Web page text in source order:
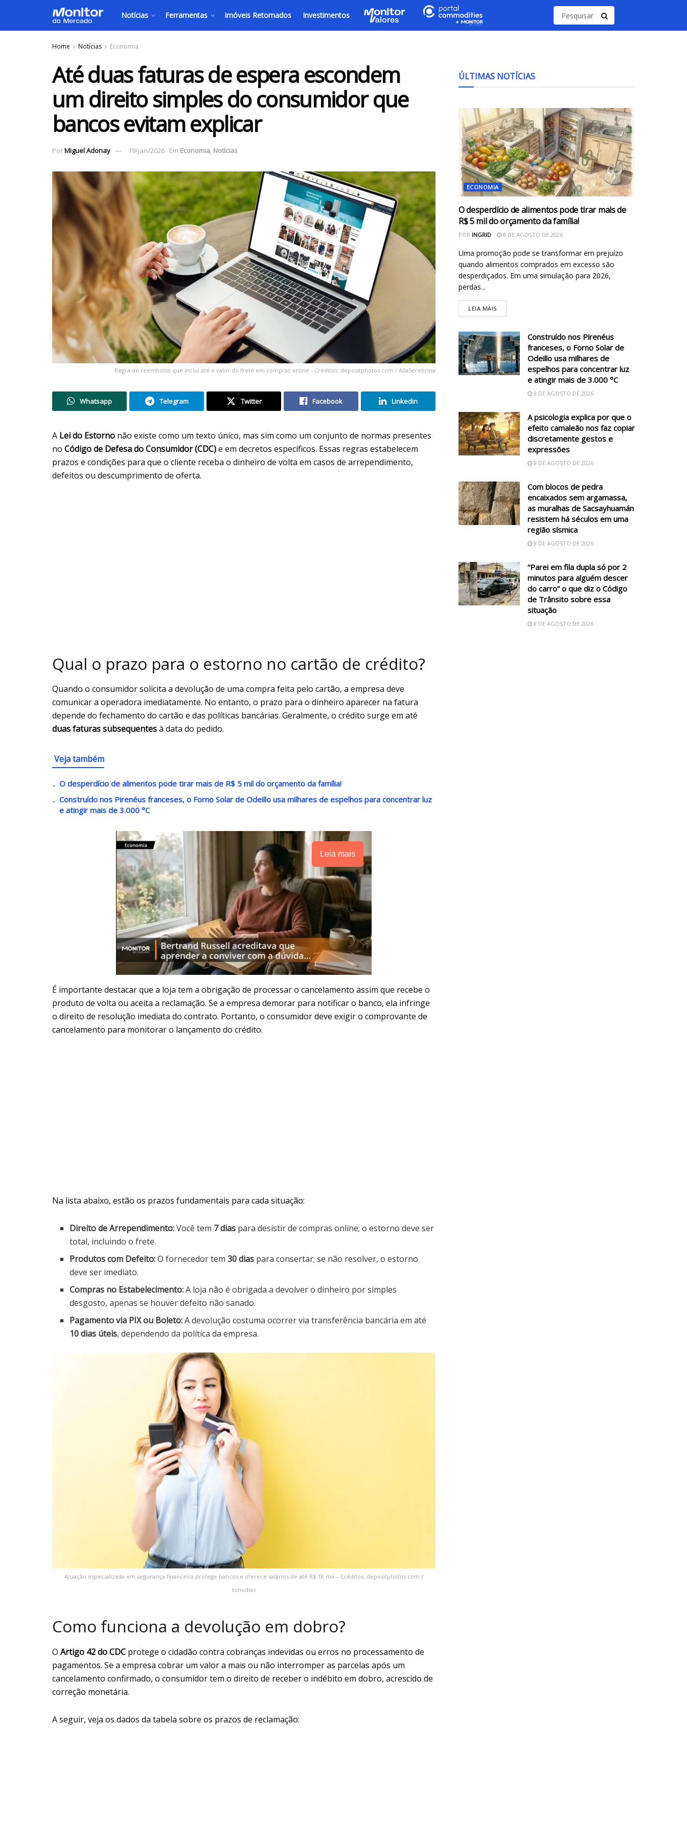
Notícias Ferramentas Imóveis Retomados Investimentos
Home Notícias Economia
Até duas faturas de espera escondem
um direito simples do consumidor que
bancos evitam explicar
PorMiguel Adonay 19/jan/2026 Em Economia, Notícias
Regra de reembolso que inclui até o valor do frete em compras online - Créditos: depositphotos.com / AllaSerebrina
Whatsapp Telegram Twitter Facebook Linkedin
A Lei do Estorno não existe como um texto único, mas sim como um conjunto de normas presentes
no Código de Defesa do Consumidor (CDC)e em decretos específicos. Essas regras estabelecem
prazos e condições para que o cliente receba o dinheiro de volta em casos de arrependimento,
defeitos ou descumprimento de oferta.
Qual o prazo para o estorno no cartão de crédito?
Quando o consumidor solicita a devolução de uma compra feita pelo cartão, a empresa deve
comunicar a operadora imediatamente. No entanto, o prazo para o dinheiro aparecer na fatura
depende do fechamento do cartão e das políticas bancárias. Geralmente, o crédito surge em até
duas faturas subsequentesà data do pedido.
Veja também
O desperdício de alimentos pode tirar mais de R$ 5 mil do orçamento da família!
Construído nos Pirenéus franceses, o Forno Solar de Odeillo usa milhares de espelhos para concentrar luz
e atingir mais de 3.000 °C
Leia mais
É importante destacar que a loja tem a obrigação de processar o cancelamento assim que recebe o
produto de volta ou aceita a reclamação. Se a empresa demorar para notificar o banco, ela infringe
o direito de resolução imediata do contrato. Portanto, o consumidor deve exigir o comprovante de
cancelamento para monitorar o lançamento do crédito.
Na lista abaixo, estão os prazos fundamentais para cada situação:
Direito de Arrependimento:Você tem 7 dias para desistir de compras online; o estorno deve ser
total, incluindo o frete.
Produtos com Defeito:O fornecedor tem30 dias para consertar; se não resolver, o estorno
deve ser imediato.
Compras no Estabelecimento:A loja não é obrigada a devolver o dinheiro por simples
desgosto, apenas se houver defeito não sanado.
Pagamento via PIX ou Boleto:A devolução costuma ocorrer via transferência bancária em até
10 dias úteis, dependendo da política da empresa.
Atuação especializada em segurança financeira protege bancos e oferece salários de até R$ 18 mil – Créditos: depositphotos.com /
tonodiaz
Como funciona a devolução em dobro?
O Artigo 42 do CDC protege o cidadão contra cobranças indevidas ou erros no processamento de
pagamentos. Se a empresa cobrar um valor a mais ou não interromper as parcelas após um
cancelamento confirmado, o consumidor tem o direito de receber o indébito em dobro, acrescido de
correção monetária.
A seguir, veja os dados da tabela sobre os prazos de reclamação:
ÚLTIMAS NOTÍCIAS
ECONOMIA
O desperdício de alimentos pode tirar mais de
R$ 5 mil do orçamento da família!
POR INGRID 8 DE AGOSTO DE 2026
Uma promoção pode se transformar em prejuízo
quando alimentos comprados em excesso são
desperdiçados. Em uma simulação para 2026,
perdas...
LEIA MAIS
Construído nos Pirenéus
franceses, o Forno Solar de
Odeillo usa milhares de
espelhos para concentrar luz
e atingir mais de 3.000 °C
8 DE AGOSTO DE 2026
A psicologia explica por que o
efeito camaleão nos faz copiar
discretamente gestos e
expressões
8 DE AGOSTO DE 2026
Com blocos de pedra
encaixados sem argamassa,
as muralhas de Sacsayhuamán
resistem há séculos em uma
região sísmica
8 DE AGOSTO DE 2026
“Parei em fila dupla só por 2
minutos para alguém descer
do carro” o que diz o Código
de Trânsito sobre essa
situação
8 DE AGOSTO DE 2026